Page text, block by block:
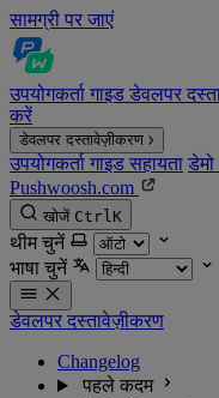
सामग्री पर जाएं
उपयोगकर्ता गाइड डेवलपर
करें
डेवलपर दस्तावेज़ीकरण
उपयोगकर्ता गाइड सहायता
Pushwoosh.com
खोजें CtrlK
थीम चुनें
भाषा चुनें
डेवलपर दस्तावेज़ीकरण
Changelog
पहले कदम